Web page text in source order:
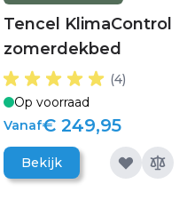
Tencel KlimaControl
zomerdekbed
(4)
Op voorraad
Vanaf€ 249,95
Bekijk